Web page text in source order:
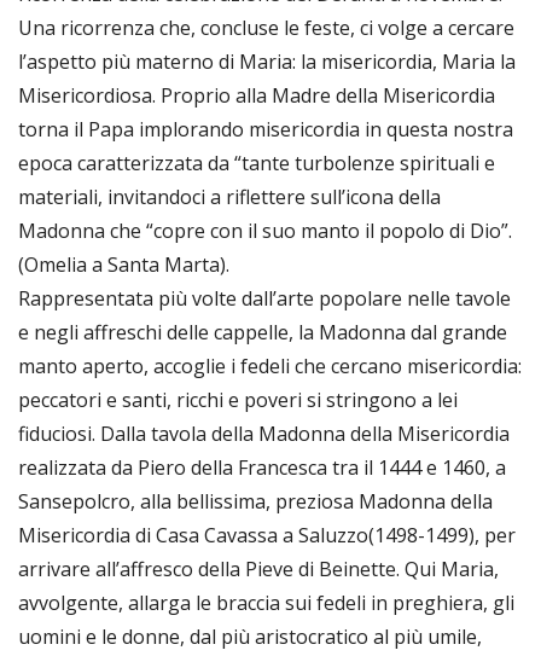
Una ricorrenza che, concluse le feste, ci volge a cercare
l’aspetto più materno di Maria: la misericordia, Maria la
Misericordiosa. Proprio alla Madre della Misericordia
torna il Papa implorando misericordia in questa nostra
epoca caratterizzata da “tante turbolenze spirituali e
materiali, invitandoci a riflettere sull’icona della
Madonna che “copre con il suo manto il popolo di Dio”.
(Omelia a Santa Marta).
Rappresentata più volte dall’arte popolare nelle tavole
e negli affreschi delle cappelle, la Madonna dal grande
manto aperto, accoglie i fedeli che cercano misericordia:
peccatori e santi, ricchi e poveri si stringono a lei
fiduciosi. Dalla tavola della Madonna della Misericordia
realizzata da Piero della Francesca tra il 1444 e 1460, a
Sansepolcro, alla bellissima, preziosa Madonna della
Misericordia di Casa Cavassa a Saluzzo(1498-1499), per
arrivare all’affresco della Pieve di Beinette. Qui Maria,
avvolgente, allarga le braccia sui fedeli in preghiera, gli
uomini e le donne, dal più aristocratico al più umile,